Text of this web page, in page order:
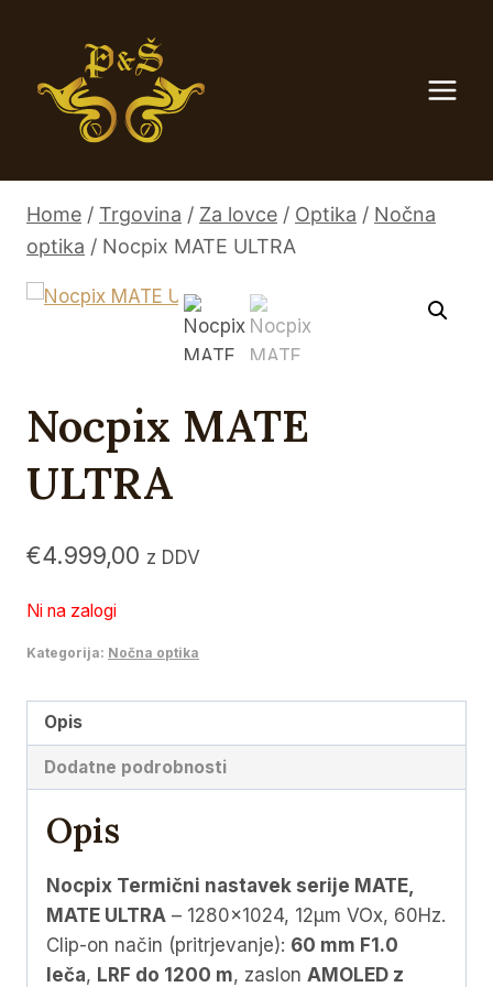
Home / Trgovina / Za lovce / Optika / Nočna
optika / Nocpix MATE ULTRA
Nocpix MATE
ULTRA
€4.999,00 z DDV
Ni na zalogi
Kategorija: Nočna optika
Opis
Dodatne podrobnosti
Opis
Nocpix Termični nastavek serije MATE,
MATE ULTRA – 1280×1024, 12μm VOx, 60Hz.
Clip-on način (pritrjevanje): 60 mm F1.0
leča, LRF do 1200 m, zaslon AMOLED z